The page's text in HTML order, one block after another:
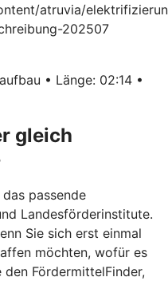
atruvia/
202507
• Länge: 02:14 •
gleich
passende
Landesförderinstitute.
Sie sich erst einmal
möchten, wofür es
FördermittelFinder,